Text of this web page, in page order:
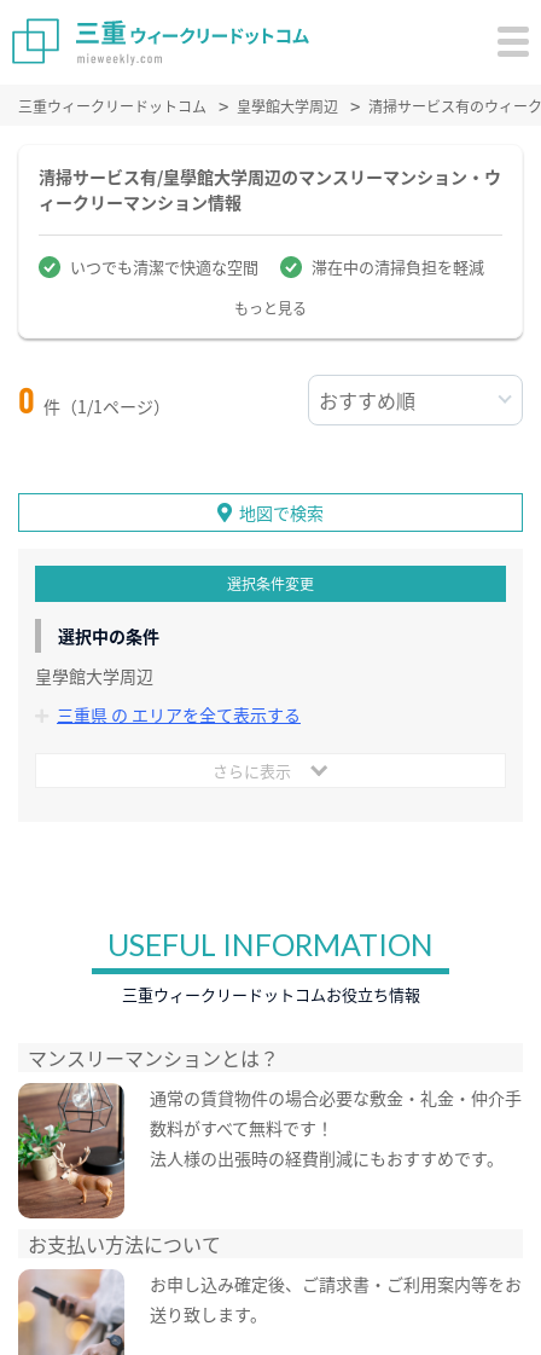
三重ウィークリードットコム 皇學館大学周辺 清掃サービス有のウィー
清掃サービス有/皇學館大学周辺のマンスリーマンション・ウ
ィークリーマンション情報
いつでも清潔で快適な空間 滞在中の清掃負担を軽減
もっと見る
0 件（1/1ページ）
地図で検索
選択条件変更
選択中の条件
皇學館大学周辺
三重県 の エリアを全て表示する
さらに表示
USEFUL INFORMATION
三重ウィークリードットコムお役立ち情報
マンスリーマンションとは？
通常の賃貸物件の場合必要な敷金・礼金・仲介手
数料がすべて無料です！
法人様の出張時の経費削減にもおすすめです。
お支払い方法について
お申し込み確定後、ご請求書・ご利用案内等をお
送り致します。